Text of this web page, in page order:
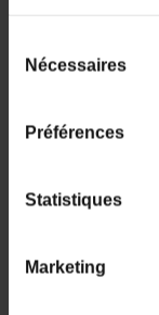
Nécessaires
Préférences
Statistiques
Marketing
immergez
propre avec de
une ventilation
bien
Inflammable.
protection des